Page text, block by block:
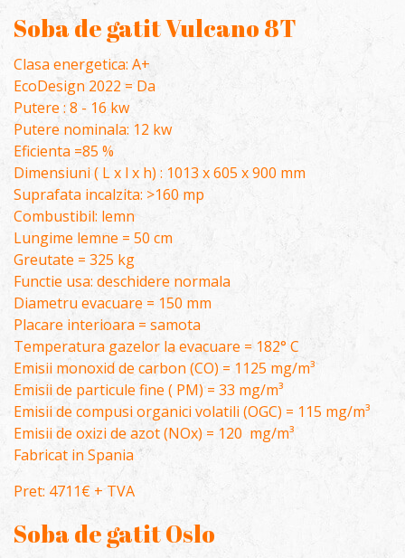
Soba de gatit Vulcano 8T
Clasa energetica: A+
EcoDesign 2022 = Da
Putere : 8 - 16 kw
Putere nominala: 12 kw
Eficienta =85 %
Dimensiuni ( L x l x h) : 1013 x 605 x 900 mm
Suprafata incalzita: >160 mp
Combustibil: lemn
Lungime lemne = 50 cm
Greutate = 325 kg
Functie usa: deschidere normala
Diametru evacuare = 150 mm
Placare interioara = samota
Temperatura gazelor la evacuare = 182° C
Emisii monoxid de carbon (CO) = 1125 mg/m³
Emisii de particule fine ( PM) = 33 mg/m³
Emisii de compusi organici volatili (OGC) = 115 mg/m³
Emisii de oxizi de azot (NOx) = 120 mg/m³
Fabricat in Spania
Pret: 4711€ + TVA
Soba de gatit Oslo